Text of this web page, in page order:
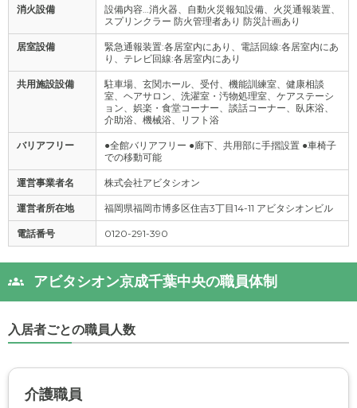
消火設備
設備内容…消火器、自動火災報知設備、火災通報装置、
スプリンクラー 防火管理者あり 防災計画あり
居室設備
緊急通報装置:各居室内にあり、電話回線:各居室内にあ
り、テレビ回線:各居室内にあり
共用施設設備
駐車場、玄関ホール、受付、機能訓練室、健康相談
室、ヘアサロン、洗濯室・汚物処理室、ケアステーシ
ョン、娯楽・食堂コーナー、談話コーナー、臥床浴、
介助浴、機械浴、リフト浴
バリアフリー
●全館バリアフリー ●廊下、共用部に手摺設置 ●車椅子
での移動可能
運営事業者名 株式会社アビタシオン
運営者所在地 福岡県福岡市博多区住吉3丁目14-11 アビタシオンビル
電話番号 0120-291-390
アビタシオン京成千葉中央の職員体制
入居者ごとの職員人数
介護職員